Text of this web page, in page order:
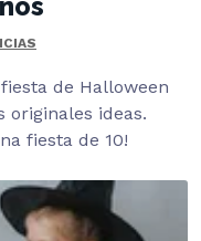
de Halloween
originales ideas.
fiesta de 10!